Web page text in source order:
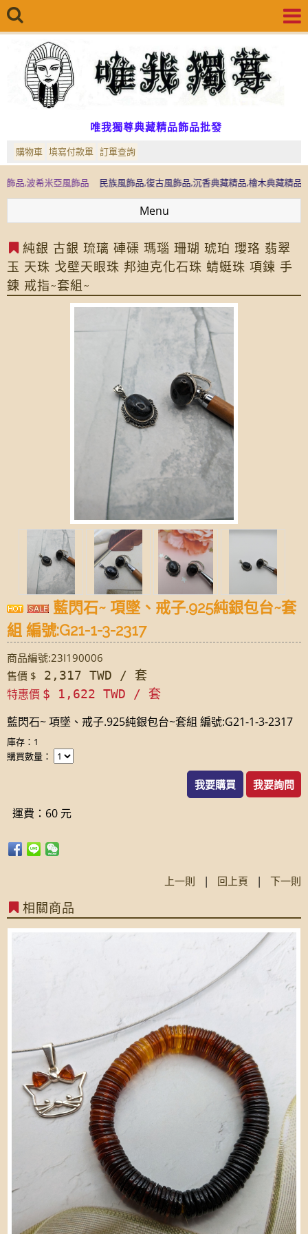
唯我獨尊典藏精品飾品批發
購物車 填寫付款單 訂單查詢
希米亞風飾品 民族風飾品,復古風飾品,沉香典藏精品,檜木典藏精品,檜木精
Menu
純銀 古銀 琉璃 硨磲 瑪瑙 珊瑚 琥珀 瓔珞 翡翠
玉 天珠 戈壁天眼珠 邦迪克化石珠 蜻蜓珠 項鍊 手
鍊 戒指~套組~
藍閃石~ 項墜、戒子.925純銀包台~套
組 編號:G21-1-3-2317
商品編號:23I190006
售價 $ 2,317 TWD / 套
特惠價 $ 1,622 TWD / 套
藍閃石~ 項墜、戒子.925純銀包台~套組 編號:G21-1-3-2317
庫存：1
購買數量：
我要購買 我要詢問
運費：60 元
上一則 | 回上頁 | 下一則
相關商品